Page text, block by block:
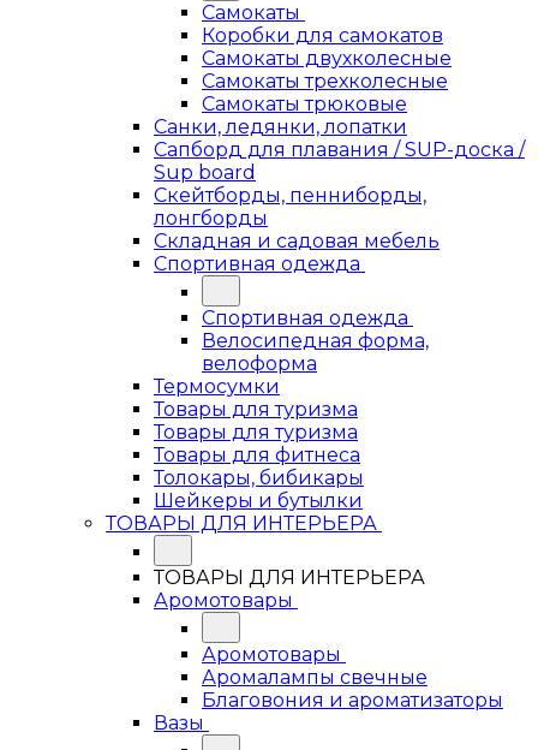
Самокаты
Коробки для самокатов
Самокаты двухколесные
Самокаты трехколесные
Самокаты трюковые
Санки, ледянки, лопатки
Сапборд для плавания / SUP-доска /
Sup board
Скейтборды, пенниборды,
лонгборды
Складная и садовая мебель
Спортивная одежда
Спортивная одежда
Велосипедная форма,
велоформа
Термосумки
Товары для туризма
Товары для туризма
Товары для фитнеса
Толокары, бибикары
Шейкеры и бутылки
ТОВАРЫ ДЛЯ ИНТЕРЬЕРА
ТОВАРЫ ДЛЯ ИНТЕРЬЕРА
Аромотовары
Аромотовары
Аромалампы свечные
Благовония и ароматизаторы
Вазы